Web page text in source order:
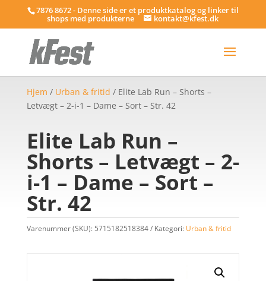
7876 8672 - Denne side er et produktkatalog og linker til
shops med produkterne kontakt@kfest.dk
Hjem / Urban & fritid / Elite Lab Run – Shorts –
Letvægt – 2-i-1 – Dame – Sort – Str. 42
Elite Lab Run –
Shorts – Letvægt – 2-
i-1 – Dame – Sort –
Str. 42
Varenummer (SKU): 5715182518384 Kategori: Urban & fritid